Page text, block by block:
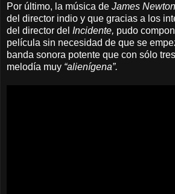
Por último, la música de James
del director indio y que gracias a los
del director del Incidente, pudo
película sin necesidad de que se
banda sonora potente que con sólo
melodía muy “alienígena”.